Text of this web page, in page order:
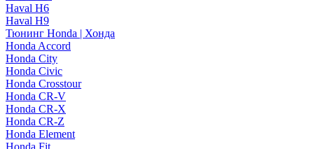
Haval H6
Haval H9
Тюнинг Honda | Хонда
Honda Accord
Honda City
Honda Civic
Honda Crosstour
Honda CR-V
Honda CR-X
Honda CR-Z
Honda Element
Honda Fit